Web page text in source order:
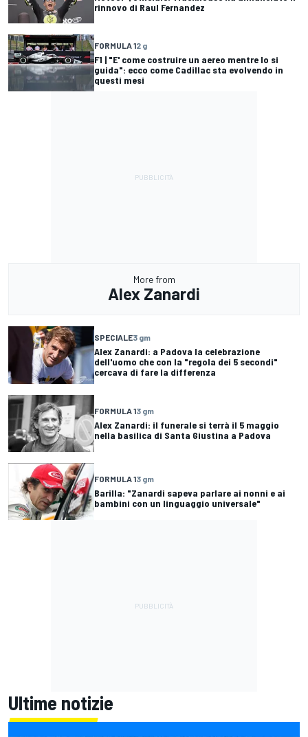
rinnovo di Raul Fernandez
FORMULA 12 g
F1 | "E' come costruire un aereo mentre lo si
guida": ecco come Cadillac sta evolvendo in
questi mesi
More from
Alex Zanardi
SPECIALE3 gm
Alex Zanardi: a Padova la celebrazione
dell'uomo che con la "regola dei 5 secondi"
cercava di fare la differenza
FORMULA 13 gm
Alex Zanardi: il funerale si terrà il 5 maggio
nella basilica di Santa Giustina a Padova
FORMULA 13 gm
Barilla: "Zanardi sapeva parlare ai nonni e ai
bambini con un linguaggio universale"
Ultime notizie